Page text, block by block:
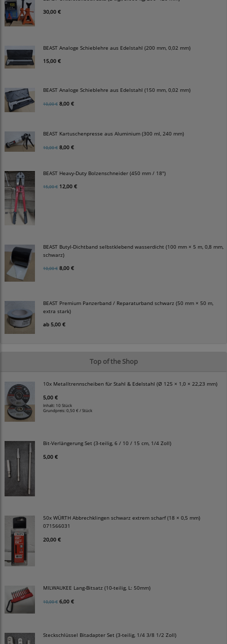
30,00 €
BEAST Analoge Schieblehre aus Edelstahl (200 mm, 0,02 mm)
15,00 €
BEAST Analoge Schieblehre aus Edelstahl (150 mm, 0,02 mm)
10,00 € 8,00 €
BEAST Kartuschenpresse aus Aluminium (300 ml, 240 mm)
10,00 € 8,00 €
BEAST Heavy-Duty Bolzenschneider (450 mm / 18")
15,00 € 12,00 €
BEAST Butyl-Dichtband selbstklebend wasserdicht (100 mm × 5 m, 0,8 mm,
schwarz)
10,00 € 8,00 €
BEAST Premium Panzerband / Reparaturband schwarz (50 mm × 50 m,
extra stark)
ab 5,00 €
Top of the Shop
10x Metalltrennscheiben für Stahl & Edelstahl (Ø 125 × 1,0 × 22,23 mm)
5,00 €
Inhalt: 10 Stück
Grundpreis:0,50 € / Stück
Bit-Verlängerung Set (3-teilig, 6 / 10 / 15 cm, 1/4 Zoll)
5,00 €
50x WÜRTH Abbrechklingen schwarz extrem scharf (18 × 0,5 mm)
071566031
20,00 €
MILWAUKEE Lang-Bitsatz (10-teilig, L: 50mm)
10,00 € 6,00 €
Steckschlüssel Bitadapter Set (3-teilig, 1/4 3/8 1/2 Zoll)